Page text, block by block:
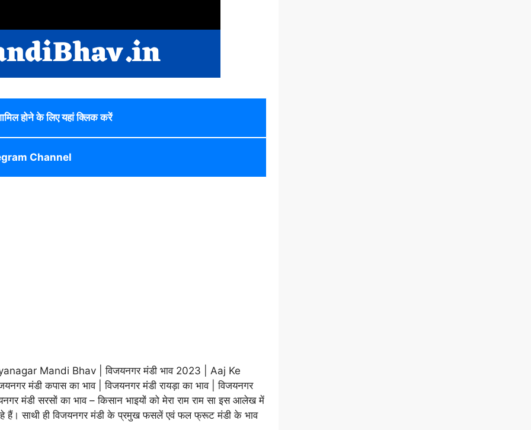
होने के लिए यहां क्लिक करें
Channel
Mandi Bhav | विजयनगर मंडी भाव 2023 | Aaj Ke
मंडी कपास का भाव | विजयनगर मंडी रायड़ा का भाव | विजयनगर
मंडी सरसों का भाव – किसान भाइयों को मेरा राम राम सा इस आलेख में
हैं। साथी ही विजयनगर मंडी के प्रमुख फसलें एवं फल फ्रूट मंडी के भाव